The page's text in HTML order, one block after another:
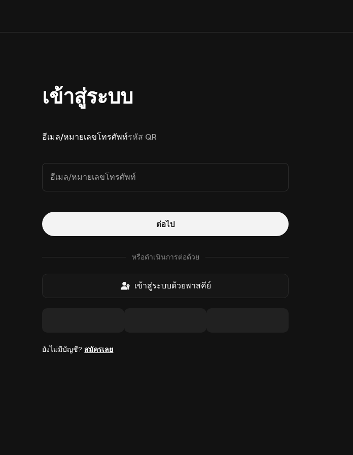
เข้าสู่ระบบ
อีเมล/หมายเลขโทรศัพท์รหัส QR
อีเมล/หมายเลขโทรศัพท์
ต่อไป
หรือดำเนินการต่อด้วย
เข้าสู่ระบบด้วยพาสคีย์
ยังไม่มีบัญชี? สมัครเลย